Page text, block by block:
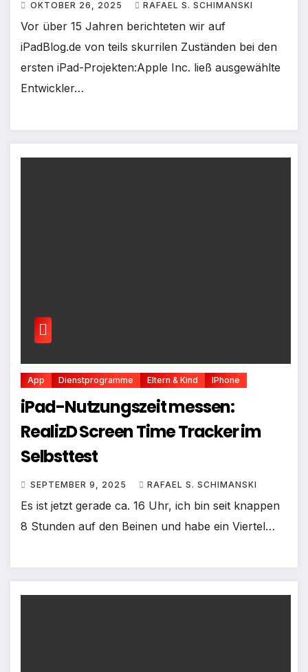
OKTOBER 26, 2025 RAFAEL S. SCHIMANSKI
Vor über 15 Jahren berichteten wir auf
iPadBlog.de von teils skurrilen Zuständen bei den
ersten iPad-Projekten:Apple Inc. ließ ausgewählte
Entwickler…
App Dienstprogramme Eltern & Kind IPhone
iPad-Nutzungszeit messen:
RealizD Screen Time Tracker im
Selbsttest
SEPTEMBER 9, 2025 RAFAEL S. SCHIMANSKI
Es ist jetzt gerade ca. 16 Uhr, ich bin seit knappen
8 Stunden auf den Beinen und habe ein Viertel…